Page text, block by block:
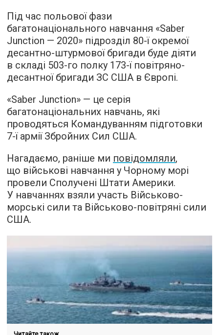
Під час польової фази
багатонаціонального навчання «Saber
Junction — 2020» підрозділ 80-ї окремої
десантно-штурмової бригади буде діяти
в складі 503-го полку 173-ї повітряно-
десантної бригади ЗС США в Європі.
«Saber Junction» — це серія
багатонаціональних навчань, які
проводяться Командуванням підготовки
7-ї армії Збройних Сил США.
Нагадаємо, раніше ми повідомляли,
що військові навчання у Чорному морі
провели Сполучені Штати Америки.
У навчаннях взяли участь Військово-
морські сили та Військово-повітряні сили
США.